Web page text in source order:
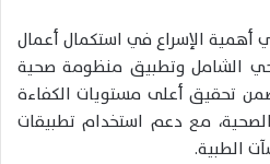
أهمية الإسراع في استكمال أعمال
الشامل وتطبيق منظومة صحية
تحقيق أعلى مستويات الكفاءة
مع دعم استخدام تطبيقات
الطبية.